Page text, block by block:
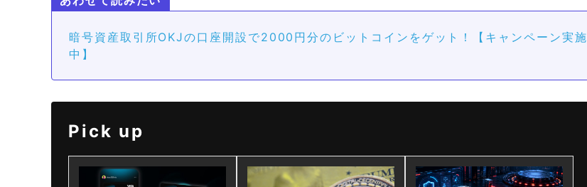
暗号資産取引所OKJの口座開設で2000円分のビットコインをゲット！【キャンペーン実施
中】
Pick up